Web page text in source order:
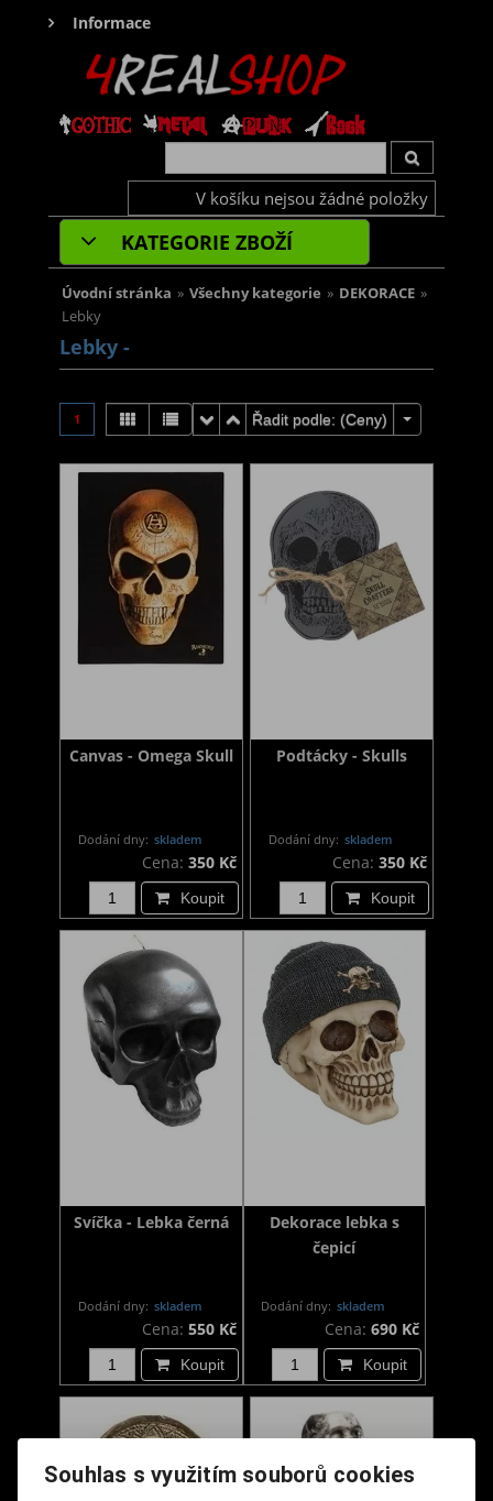
Informace
V košíku nejsou žádné položky
KATEGORIE ZBOŽÍ
Úvodní stránka » Všechny kategorie » DEKORACE »
Lebky
Lebky -
1 Řadit podle: (Ceny)
Canvas - Omega Skull
Dodání dny: skladem
Cena: 350 Kč
Koupit
Podtácky - Skulls
Dodání dny: skladem
Cena: 350 Kč
Koupit
Svíčka - Lebka černá
Dodání dny: skladem
Cena: 550 Kč
Koupit
Dekorace lebka s
čepicí
Dodání dny: skladem
Cena:690 Kč
Koupit
Souhlas s využitím souborů cookies